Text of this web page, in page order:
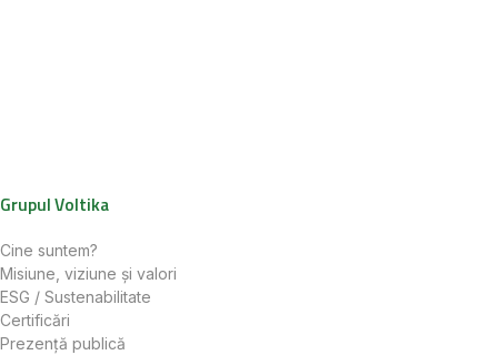
Grupul Voltika
Cine suntem?
Misiune, viziune și valori
ESG / Sustenabilitate
Certificări
Prezență publică